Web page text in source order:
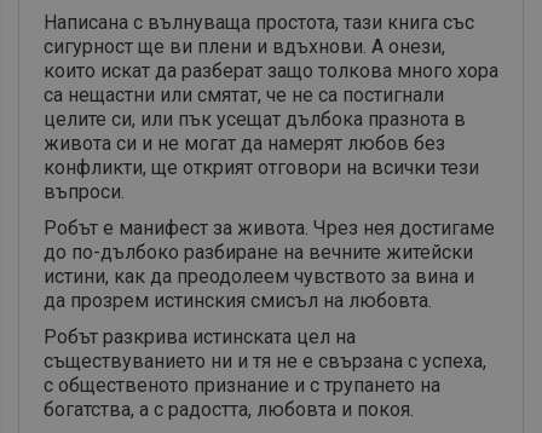
Написана с вълнуваща простота, тази книга със
сигурност ще ви плени и вдъхнови. А онези,
които искат да разберат защо толкова много хора
са нещастни или смятат, че не са постигнали
целите си, или пък усещат дълбока празнота в
живота си и не могат да намерят любов без
конфликти, ще открият отговори на всички тези
въпроси.
Робът е манифест за живота. Чрез нея достигаме
до по-дълбоко разбиране на вечните житейски
истини, как да преодолеем чувството за вина и
да прозрем истинския смисъл на любовта.
Робът разкрива истинската цел на
съществуванието ни и тя не е свързана с успеха,
с общественото признание и с трупането на
богатства, а с радостта, любовта и покоя.